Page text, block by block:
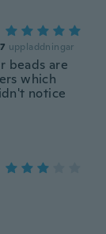
uppladdningar
beads are
which
notice